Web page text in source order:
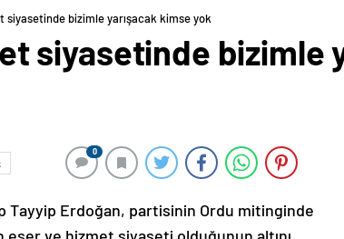
siyasetinde bizimle yarışacak kimse yok
siyasetinde bizimle
0
Tayyip Erdoğan, partisinin Ordu mitinginde